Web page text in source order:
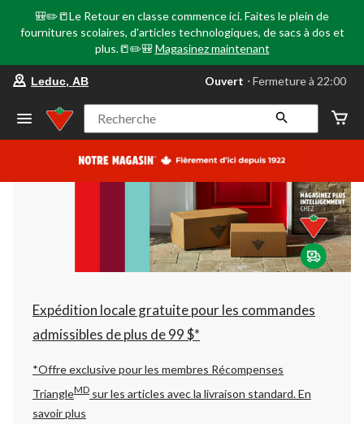
🎒✏️📒Le Retour en classe commence ici. Faites le plein de
fournitures scolaires, d'articles technologiques, de sacs à dos et
plus.📒✏️🎒 Magasinez maintenant
votre
préféré
Leduc,
AB,
courament
Fermeture
à
22:00
cliquer
pour
changer
Leduc, AB Ouvert ⋅ Fermeture à 22:00
Recherche
Expédition locale gratuite pour les commandes
admissibles de plus de 99 $*
*Offre exclusive pour les membres Récompenses
TriangleMD sur les articles avec la livraison standard.En
savoir plus